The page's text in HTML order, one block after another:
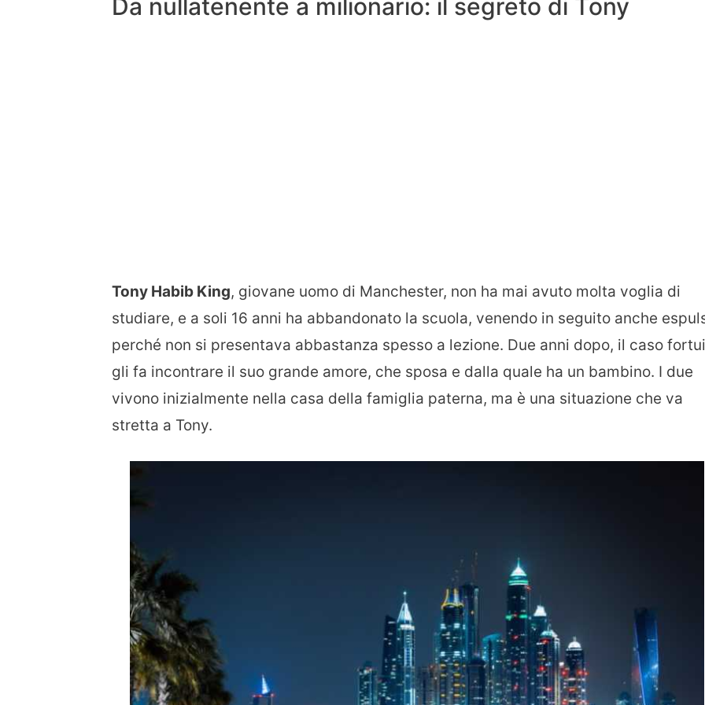
Da nullatenente a milionario: il segreto di Tony
Tony Habib King, giovane uomo di Manchester, non ha mai avuto molta voglia di
studiare, e a soli 16 anni ha abbandonato la scuola, venendo in seguito anche
perché non si presentava abbastanza spesso a lezione. Due anni dopo, il caso
gli fa incontrare il suo grande amore, che sposa e dalla quale ha un bambino. I due
vivono inizialmente nella casa della famiglia paterna, ma è una situazione che va
stretta a Tony.